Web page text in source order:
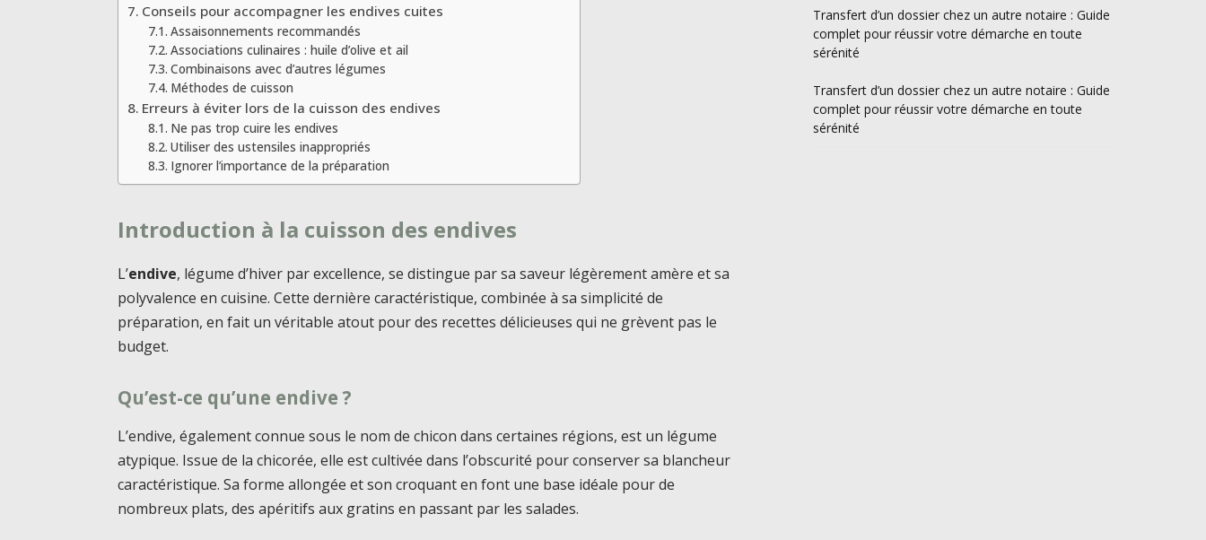
Conseils pour accompagner les endives cuites
Assaisonnements recommandés
Associations culinaires : huile d’olive et ail
Combinaisons avec d’autres légumes
Méthodes de cuisson
Erreurs à éviter lors de la cuisson des endives
Ne pas trop cuire les endives
Utiliser des ustensiles inappropriés
Ignorer l’importance de la préparation
Introduction à la cuisson des endives
L’endive, légume d’hiver par excellence, se distingue par sa saveur légèrement amère et sa
polyvalence en cuisine. Cette dernière caractéristique, combinée à sa simplicité de
préparation, en fait un véritable atout pour des recettes délicieuses qui ne grèvent pas le
budget.
Qu’est-ce qu’une endive ?
L’endive, également connue sous le nom de chicon dans certaines régions, est un légume
atypique. Issue de la chicorée, elle est cultivée dans l’obscurité pour conserver sa blancheur
caractéristique. Sa forme allongée et son croquant en font une base idéale pour de
nombreux plats, des apéritifs aux gratins en passant par les salades.
Transfert d’un dossier chez un autre notaire : Guide
complet pour réussir votre démarche en toute
sérénité
Transfert d’un dossier chez un autre notaire : Guide
complet pour réussir votre démarche en toute
sérénité